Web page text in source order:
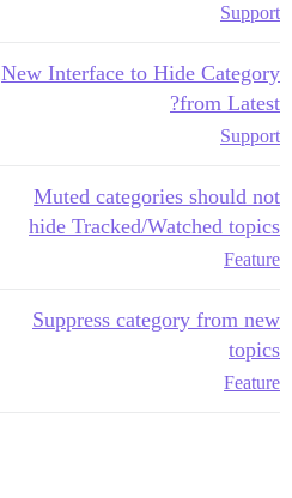
Support
New Interface to Hide Category
from Latest?
Support
Muted categories should not
hide Tracked/Watched topics
Feature
Suppress category from new
topics
Feature